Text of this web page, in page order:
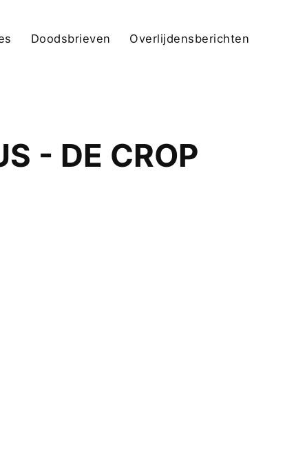
Doodsbrieven Overlijdensberichten
- DE CROP